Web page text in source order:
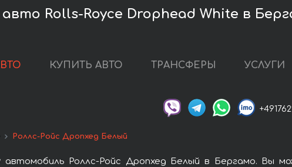
Rolls-Royce Drophead White в
КУПИТЬ АВТО ТРАНСФЕРЫ УСЛУГИ
Роллс-Ройс Дропхед Белый
Роллс-Ройс Дропхед Белый в Бергамо. Вы